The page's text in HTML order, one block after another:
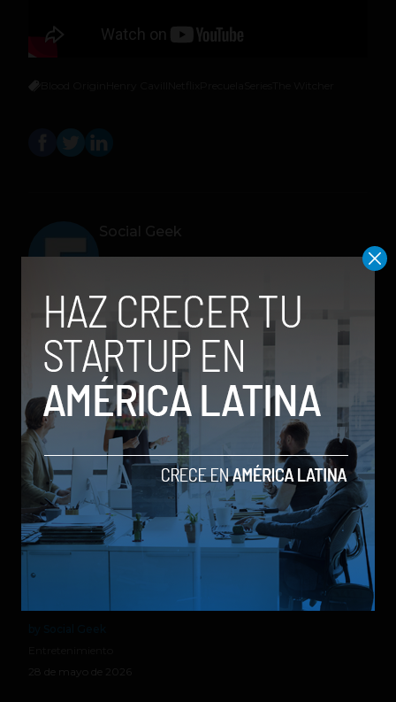
Social Geek
Relacionados
X-Men ’97 Temporada 2 presenta su trailer oficial y
28 de mayo de 2026